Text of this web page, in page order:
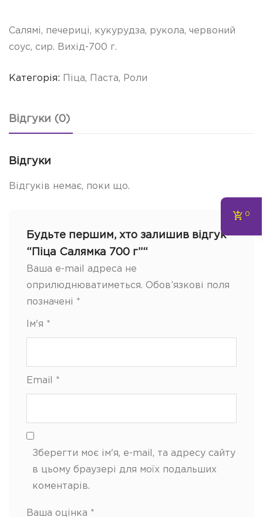
Салямі, печериці, кукурудза, рукола, червоний
соус, сир. Вихід-700 г.
Категорія: Піца, Паста, Роли
Відгуки (0)
Відгуки
Відгуків немає, поки що.
Будьте першим, хто залишив відгук
“Піца Салямка 700 г”“
Ваша e-mail адреса не
оприлюднюватиметься. Обов’язкові поля
позначені *
Ім'я *
Email *
Зберегти моє ім'я, e-mail, та адресу сайту
в цьому браузері для моїх подальших
коментарів.
Ваша оцінка *
0